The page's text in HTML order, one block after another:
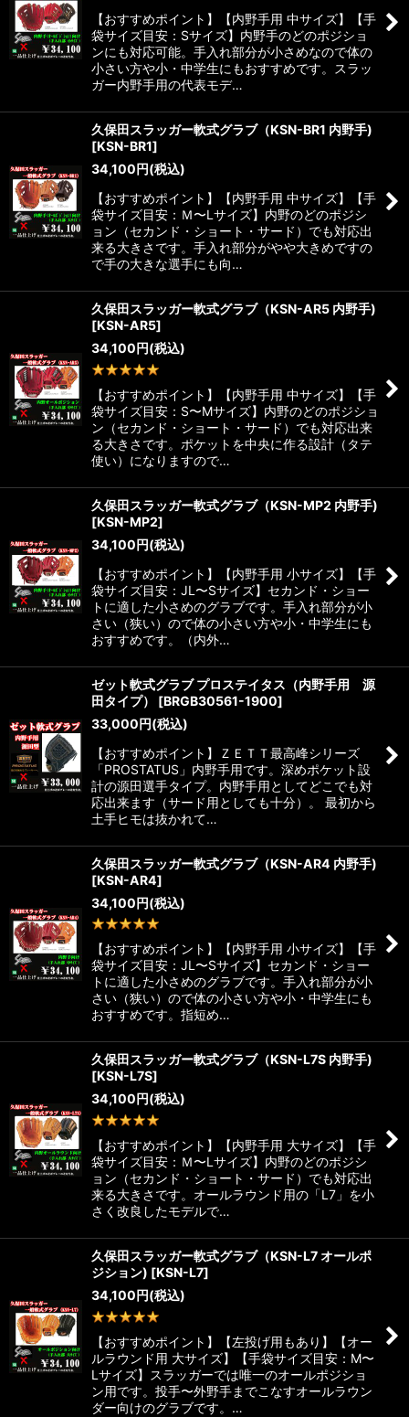
【おすすめポイント】【内野手用 中サイズ】【手
袋サイズ目安：Sサイズ】内野手のどのポジショ
ンにも対応可能。手入れ部分が小さめなので体の
小さい方や小・中学生にもおすすめです。スラッ
ガー内野手用の代表モデ…
久保田スラッガー軟式グラブ（KSN-BR1 内野手)
[KSN-BR1]
34,100円(税込)
【おすすめポイント】【内野手用 中サイズ】【手
袋サイズ目安：Ｍ〜Lサイズ】内野のどのポジシ
ョン（セカンド・ショート・サード）でも対応出
来る大きさです。手入れ部分がやや大きめですの
で手の大きな選手にも向…
久保田スラッガー軟式グラブ（KSN-AR5 内野手)
[KSN-AR5]
34,100円(税込)
【おすすめポイント】【内野手用 中サイズ】【手
袋サイズ目安：S〜Mサイズ】内野のどのポジショ
ン（セカンド・ショート・サード）でも対応出来
る大きさです。ポケットを中央に作る設計（タテ
使い）になりますので…
久保田スラッガー軟式グラブ（KSN-MP2 内野手)
[KSN-MP2]
34,100円(税込)
【おすすめポイント】【内野手用 小サイズ】【手
袋サイズ目安：JL〜Sサイズ】セカンド・ショー
トに適した小さめのグラブです。手入れ部分が小
さい（狭い）ので体の小さい方や小・中学生にも
おすすめです。（内外…
ゼット軟式グラブ プロステイタス（内野手用 源
田タイプ）
[BRGB30561-1900]
33,000円(税込)
【おすすめポイント】ＺＥＴＴ最高峰シリーズ
「PROSTATUS」内野手用です。深めポケット設
計の源田選手タイプ。内野手用としてどこでも対
応出来ます（サード用としても十分）。 最初から
土手ヒモは抜かれて…
久保田スラッガー軟式グラブ（KSN-AR4 内野手)
[KSN-AR4]
34,100円(税込)
【おすすめポイント】【内野手用 小サイズ】【手
袋サイズ目安：JL〜Sサイズ】セカンド・ショー
トに適した小さめのグラブです。手入れ部分が小
さい（狭い）ので体の小さい方や小・中学生にも
おすすめです。指短め…
久保田スラッガー軟式グラブ（KSN-L7S 内野手)
[KSN-L7S]
34,100円(税込)
【おすすめポイント】【内野手用 大サイズ】【手
袋サイズ目安：Ｍ〜Lサイズ】内野のどのポジシ
ョン（セカンド・ショート・サード）でも対応出
来る大きさです。オールラウンド用の「L7」を小
さく改良したモデルで…
久保田スラッガー軟式グラブ（KSN-L7 オールポ
ジション) [KSN-L7]
34,100円(税込)
【おすすめポイント】【左投げ用もあり】【オー
ルラウンド用 大サイズ】【手袋サイズ目安：M〜
Lサイズ】スラッガーでは唯一のオールポジショ
ン用です。投手〜外野手までこなすオールラウン
ダー向けのグラブです。…